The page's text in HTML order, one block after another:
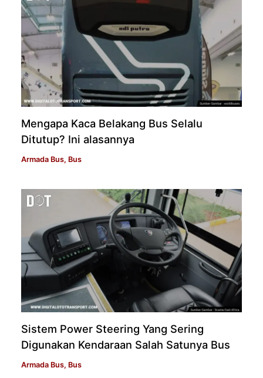
Mengapa Kaca Belakang Bus Selalu
Ditutup? Ini alasannya
Armada Bus, Bus
Sistem Power Steering Yang Sering
Digunakan Kendaraan Salah Satunya Bus
Armada Bus, Bus